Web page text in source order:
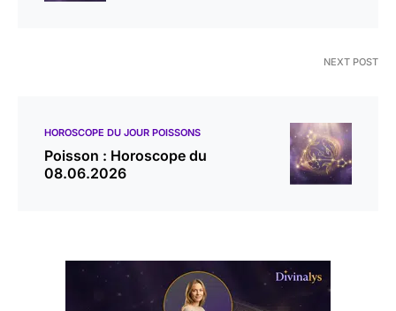
NEXT POST
HOROSCOPE DU JOUR POISSONS
Poisson : Horoscope du
08.06.2026